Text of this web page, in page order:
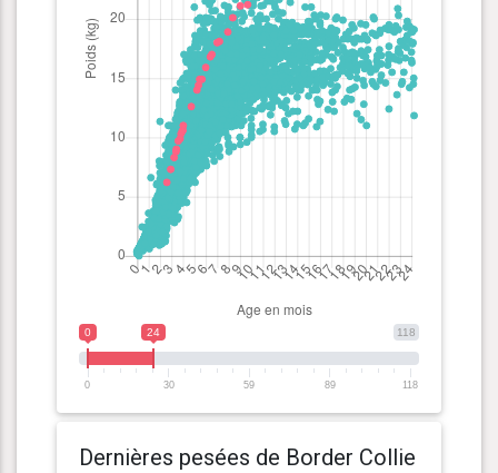
118
0 24
0 30 59 89 118
Dernières pesées de Border Collie